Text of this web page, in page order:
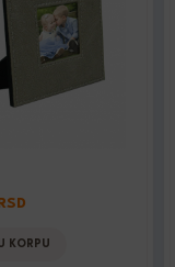
KORPU